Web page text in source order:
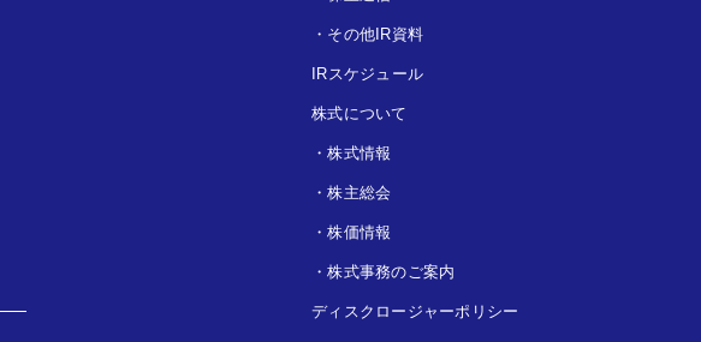
・ その他IR資料
IRスケジュール
株式について
・株式情報
・株主総会
・株価情報
・株式事務のご案内
ディスクロージャーポリシー